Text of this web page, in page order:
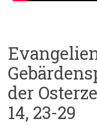
der
14, 23-29